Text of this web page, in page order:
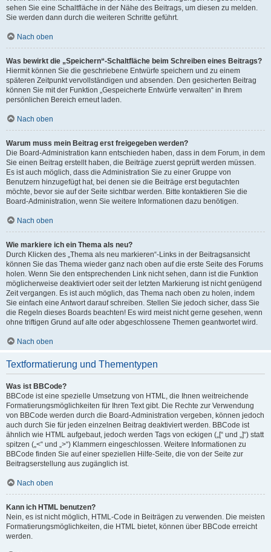
sehen Sie eine Schaltfläche in der Nähe des Beitrags, um diesen zu melden.
Sie werden dann durch die weiteren Schritte geführt.
Nach oben
Was bewirkt die „Speichern“-Schaltfläche beim Schreiben eines Beitrags?
Hiermit können Sie die geschriebene Entwürfe speichern und zu einem
späteren Zeitpunkt vervollständigen und absenden. Den gesicherten Beitrag
können Sie mit der Funktion „Gespeicherte Entwürfe verwalten“ in Ihrem
persönlichen Bereich erneut laden.
Nach oben
Warum muss mein Beitrag erst freigegeben werden?
Die Board-Administration kann entschieden haben, dass in dem Forum, in dem
Sie einen Beitrag erstellt haben, die Beiträge zuerst geprüft werden müssen.
Es ist auch möglich, dass die Administration Sie zu einer Gruppe von
Benutzern hinzugefügt hat, bei denen sie die Beiträge erst begutachten
möchte, bevor sie auf der Seite sichtbar werden. Bitte kontaktieren Sie die
Board-Administration, wenn Sie weitere Informationen dazu benötigen.
Nach oben
Wie markiere ich ein Thema als neu?
Durch Klicken des „Thema als neu markieren“-Links in der Beitragsansicht
können Sie das Thema wieder ganz nach oben auf die erste Seite des Forums
holen. Wenn Sie den entsprechenden Link nicht sehen, dann ist die Funktion
möglicherweise deaktiviert oder seit der letzten Markierung ist nicht genügend
Zeit vergangen. Es ist auch möglich, das Thema nach oben zu holen, indem
Sie einfach eine Antwort darauf schreiben. Stellen Sie jedoch sicher, dass Sie
die Regeln dieses Boards beachten! Es wird meist nicht gerne gesehen, wenn
ohne triftigen Grund auf alte oder abgeschlossene Themen geantwortet wird.
Nach oben
Textformatierung und Thementypen
Was ist BBCode?
BBCode ist eine spezielle Umsetzung von HTML, die Ihnen weitreichende
Formatierungsmöglichkeiten für Ihren Text gibt. Die Rechte zur Verwendung
von BBCode werden durch die Board-Administration vergeben, können jedoch
auch durch Sie für jeden einzelnen Beitrag deaktiviert werden. BBCode ist
ähnlich wie HTML aufgebaut, jedoch werden Tags von eckigen („[“ und „]“) statt
spitzen („<“ und „>“) Klammern eingeschlossen. Weitere Informationen zu
BBCode finden Sie auf einer speziellen Hilfe-Seite, die von der Seite zur
Beitragserstellung aus zugänglich ist.
Nach oben
Kann ich HTML benutzen?
Nein, es ist nicht möglich, HTML-Code in Beiträgen zu verwenden. Die meisten
Formatierungsmöglichkeiten, die HTML bietet, können über BBCode erreicht
werden.